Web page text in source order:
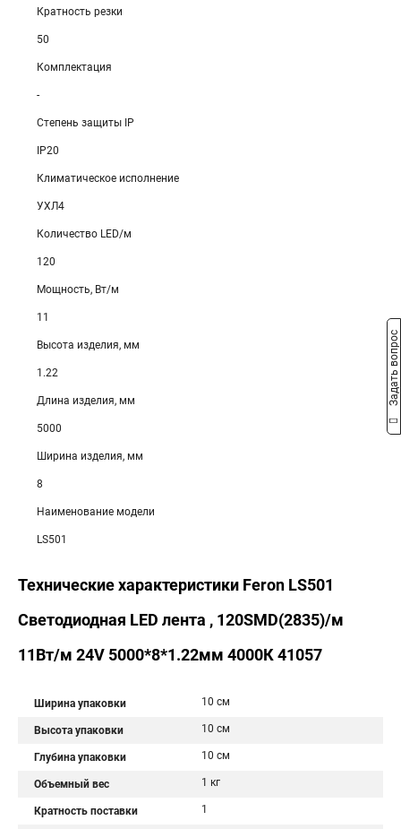
Кратность резки
50
Комплектация
-
Степень защиты IP
IP20
Климатическое исполнение
УХЛ4
Количество LED/м
120
Мощность, Вт/м
11
Высота изделия, мм
1.22
Длина изделия, мм
5000
Ширина изделия, мм
8
Наименование модели
LS501
Технические характеристики Feron LS501
Светодиодная LED лента , 120SMD(2835)/м
11Вт/м 24V 5000*8*1.22мм 4000К 41057
Ширина упаковки 10 см
Высота упаковки 10 см
Глубина упаковки 10 см
Объемный вес 1 кг
Кратность поставки 1
Задать вопрос